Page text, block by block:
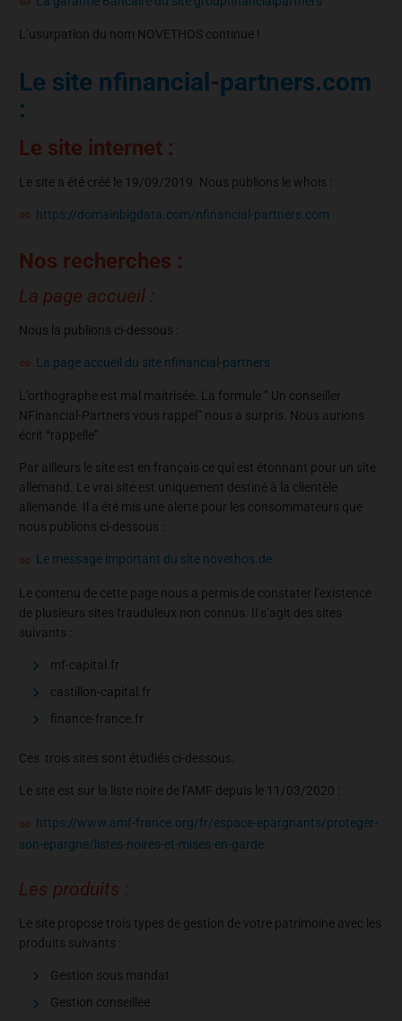
L’usurpation du nom NOVETHOS continue !
Le site nfinancial-partners.com
:
Le site internet :
Le site a été créé le 19/09/2019. Nous publions le whois :
https://domainbigdata.com/nfinancial-partners.com
Nos recherches :
La page accueil :
Nous la publions ci-dessous :
La page accueil du site nfinancial-partners
L’orthographe est mal maitrisée. La formule ” Un conseiller
NFinancial-Partners vous rappel” nous a surpris. Nous aurions
écrit “rappelle”
Par ailleurs le site est en français ce qui est étonnant pour un site
allemand. Le vrai site est uniquement destiné à la clientèle
allemande. Il a été mis une alerte pour les consommateurs que
nous publions ci-dessous :
Le message important du site novethos.de
Le contenu de cette page nous a permis de constater l’existence
de plusieurs sites frauduleux non connus. Il s’agit des sites
suivants :
mf-capital.fr
castillon-capital.fr
finance-france.fr
Ces trois sites sont étudiés ci-dessous.
Le site est sur la liste noire de l’AMF depuis le 11/03/2020 :
https://www.amf-france.org/fr/espace-epargnants/proteger-
son-epargne/listes-noires-et-mises-en-garde
Les produits :
Le site propose trois types de gestion de votre patrimoine avec les
produits suivants :
Gestion sous mandat
Gestion conseillee